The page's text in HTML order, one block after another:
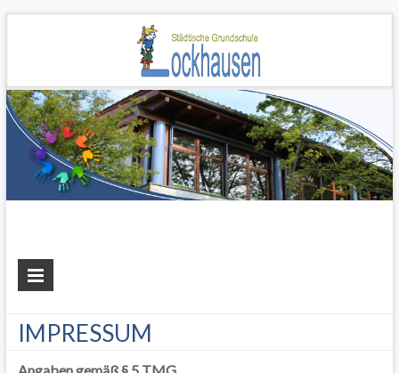
IMPRESSUM